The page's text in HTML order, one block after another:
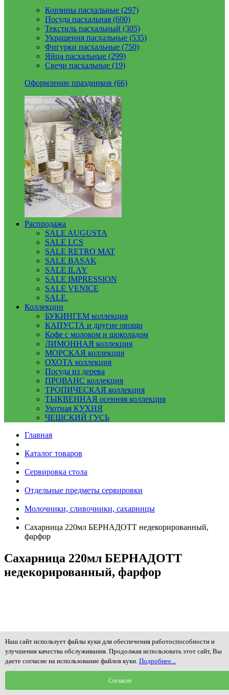
Корзины пасхальные (297)
Посуда пасхальная (600)
Текстиль пасхальный (305)
Украшения пасхальные (535)
Фигурки пасхальные (750)
Яйца пасхальные (299)
Свечи пасхальные (19)
Оформление праздников (66)
Распродажа
SALE AUGUSTA
SALE LCS
SALE RETRO MAT
SALE BASAK
SALE ILAY
SALE IMPRESSION
SALE VENICE
SALE.
Коллекции
БУКИНГЕМ коллекция
КАПУСТА и другие овощи
Кофе с молоком и шоколадом
ЛИМОННАЯ коллекция
МОРСКАЯ коллекция
ОХОТА коллекция
Посуда из дерева
ПРОВАНС коллекция
ТРОПИЧЕСКАЯ коллекция
ТЫКВЕННАЯ осенняя коллекция
Уютная КУХНЯ
ЧЕШСКИЙ ГУСЬ
Главная
Каталог товаров
Сервировка стола
Отдельные предметы сервировки
Молочники, сливочники, сахарницы
Сахарница 220мл БЕРНАДОТТ недекорированный,
фарфор
Сахарница 220мл БЕРНАДОТТ
недекорированный, фарфор
Наш сайт использует файлы куки для обеспечения работоспособности и
улучшения качества обслуживания. Продолжая использовать этот сайт, Вы
даете согласие на использование файлов куки. Подробнее...
Согласен